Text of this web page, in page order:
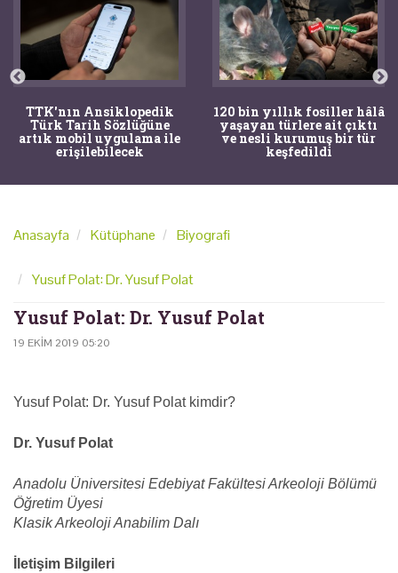
TTK'nın Ansiklopedik
Türk Tarih Sözlüğüne
artık mobil uygulama ile
erişilebilecek
120 bin yıllık fosiller hâlâ
yaşayan türlere ait çıktı
ve nesli kurumuş bir tür
keşfedildi
Anasayfa Kütüphane Biyografi
Yusuf Polat: Dr. Yusuf Polat
Yusuf Polat: Dr. Yusuf Polat
19 EKIM 2019 05:20
Yusuf Polat: Dr. Yusuf Polat kimdir?
Dr. Yusuf Polat
Anadolu Üniversitesi Edebiyat Fakültesi Arkeoloji Bölümü
Öğretim Üyesi
Klasik Arkeoloji Anabilim Dalı
İletişim Bilgileri